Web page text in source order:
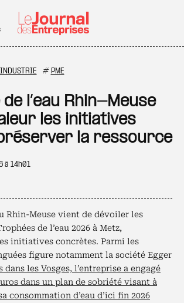
INDUSTRIE # PME
de l’eau Rhin-Meuse
les initiatives
la ressource
à 14h01
Rhin-Meuse vient de dévoiler les
de l’eau 2026 à Metz,
initiatives concrètes. Parmi les
figure notamment la société Egger
dans les Vosges, l’entreprise a engagé
dans un plan de sobriété visant à
consommation d’eau d’ici fin 2026